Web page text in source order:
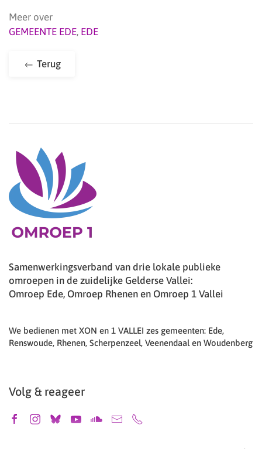
Meer over
GEMEENTE EDE, EDE
Terug
Samenwerkingsverband van drie lokale publieke
omroepen in de zuidelijke Gelderse Vallei:
Omroep Ede, Omroep Rhenen en Omroep 1 Vallei
We bedienen met XON en 1 VALLEI zes gemeenten: Ede,
Renswoude, Rhenen, Scherpenzeel, Veenendaal en Woudenberg
Volg & reageer